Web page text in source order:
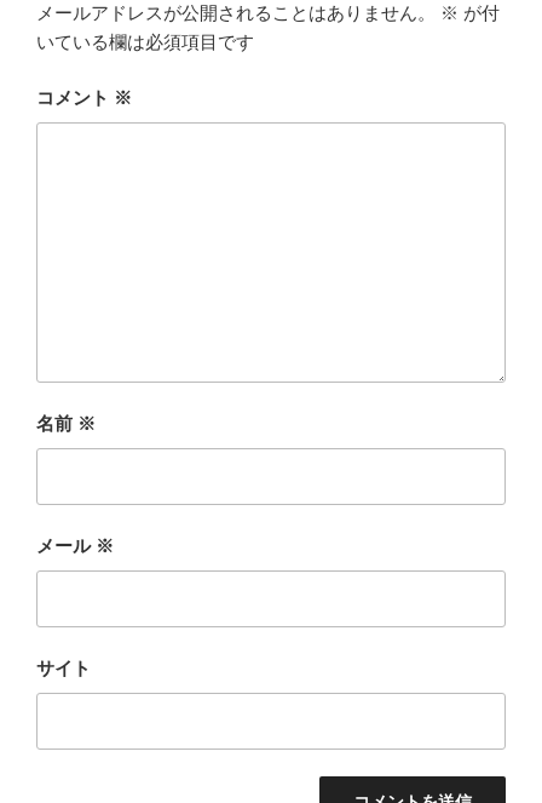
メールアドレスが公開されることはありません。 ※ が付
いている欄は必須項目です
コメント ※
名前 ※
メール ※
サイト